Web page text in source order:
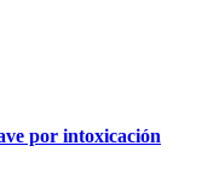
por intoxicación